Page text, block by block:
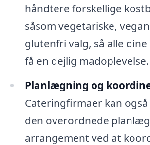
håndtere forskellige
såsom vegetariske,
glutenfri valg, så alle
få en dejlig madoplevelse.
Planlægning og
Cateringfirmaer kan
den overordnede
arrangement ved at